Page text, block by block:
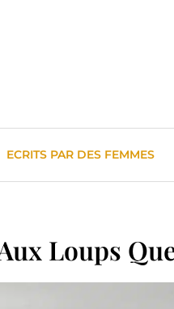
ECRITS PAR DES FEMMES
Loups